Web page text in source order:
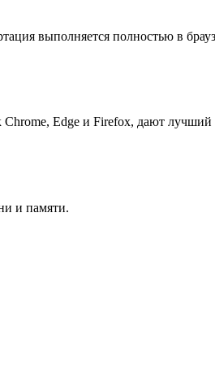
выполняется полностью в
Edge и Firefox, дают
и памяти.